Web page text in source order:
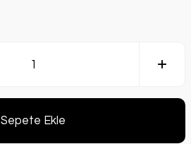
Sepete Ekle